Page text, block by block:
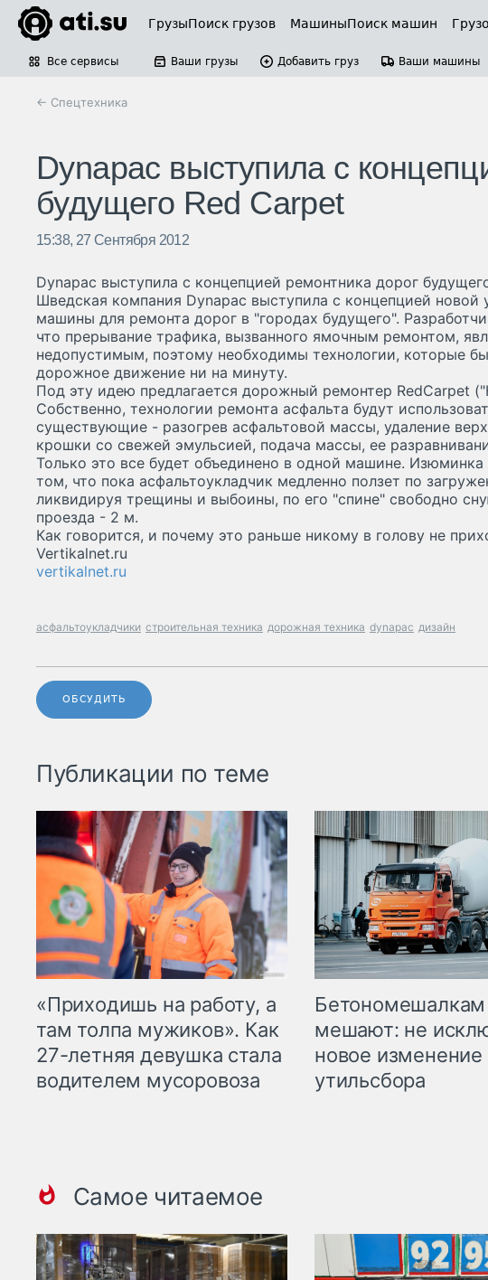
ГрузыПоиск грузов МашиныПоиск машин
Все сервисы Ваши грузы Добавить груз Ваши машины
← Спецтехника
Dynapac выступила с
будущего Red Carpet
15:38, 27 Сентября 2012
Dynapac выступила с концепцией ремонтника дорог
Шведская компания Dynapac выступила с концепцией новой
машины для ремонта дорог в "городах будущего".
что прерывание трафика, вызванного ямочным ремонтом,
недопустимым, поэтому необходимы технологии, которые
дорожное движение ни на минуту.
Под эту идею предлагается дорожный ремонтер RedCarpet
Собственно, технологии ремонта асфальта будут
существующие - разогрев асфальтовой массы, удаление
крошки со свежей эмульсией, подача массы, ее
Только это все будет объединено в одной машине. Изюминка
том, что пока асфальтоукладчик медленно ползет по
ликвидируя трещины и выбоины, по его "спине" свободно
проезда - 2 м.
Как говорится, и почему это раньше никому в голову не
Vertikalnet.ru
vertikalnet.ru
асфальтоукладчики строительная техника дорожная техника dynapac дизайн
ОБСУДИТЬ
Публикации по теме
«Приходишь на работу, а
там толпа мужиков». Как
27-летняя девушка стала
водителем мусоровоза
Бетономешалкам
мешают: не
новое изменение
утильсбора
Самое читаемое